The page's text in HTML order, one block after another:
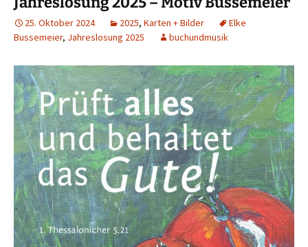
25. Oktober 2024 2025, Karten + Bilder
Elke
Bussemeier, Jahreslosung 2025 buchundmusik